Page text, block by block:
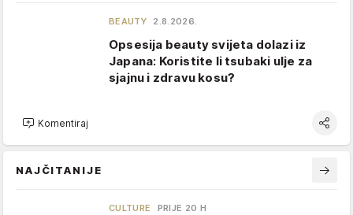
BEAUTY 2.8.2026.
Opsesija beauty svijeta dolazi iz
Japana: Koristite li tsubaki ulje za
sjajnu i zdravu kosu?
Komentiraj
NAJČITANIJE
CULTURE PRIJE 20 H